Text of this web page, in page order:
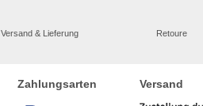
Versand & Lieferung Retoure
Zahlungsarten Versand